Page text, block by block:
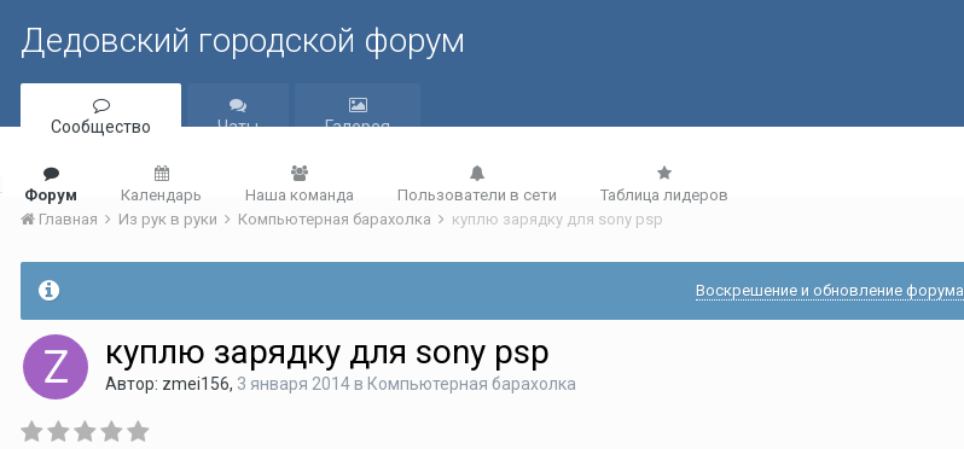
Дедовский городской форум
Сообщество
Форум Календарь Наша команда Пользователи в сети Таблица лидеров
Чаты Галерея
Главная Из рук в руки Компьютерная барахолка куплю зарядку для sony psp
Воскрешение и обновление форума
куплю зарядку для sony psp
Автор: zmei156, 3 января 2014в Компьютерная барахолка